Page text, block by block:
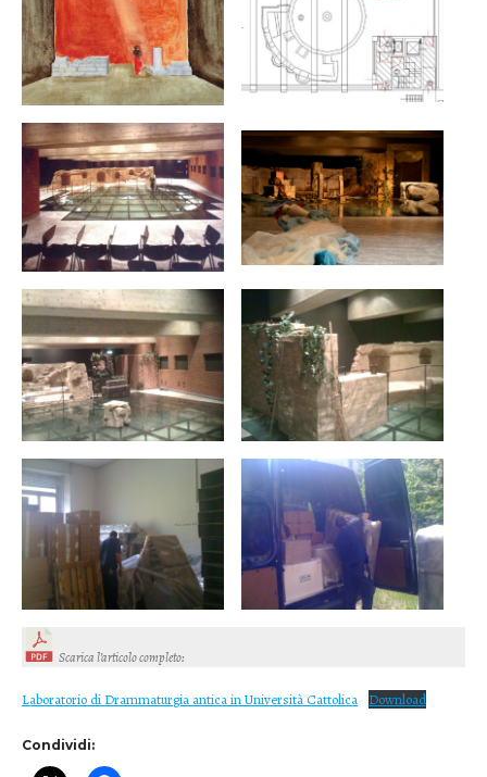
Scarica l’articolo completo:
Laboratorio di Drammaturgia antica in Università Cattolica Download
Condividi: